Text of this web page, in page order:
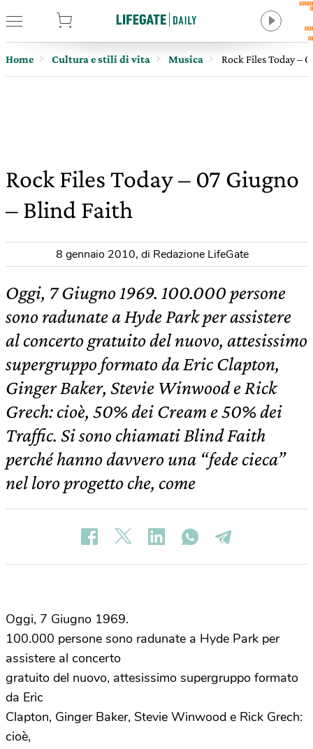
Home Cultura e stili di vita Musica Rock Files Today –
Rock Files Today – 07 Giugno
– Blind Faith
8 gennaio 2010, di Redazione LifeGate
Oggi, 7 Giugno 1969. 100.000 persone
sono radunate a Hyde Park per assistere
al concerto gratuito del nuovo, attesissimo
supergruppo formato da Eric Clapton,
Ginger Baker, Stevie Winwood e Rick
Grech: cioè, 50% dei Cream e 50% dei
Traffic. Si sono chiamati Blind Faith
perché hanno davvero una “fede cieca”
nel loro progetto che, come
Oggi, 7 Giugno 1969.
100.000 persone sono radunate a Hyde Park per
assistere al concerto
gratuito del nuovo, attesissimo supergruppo formato
da Eric
Clapton, Ginger Baker, Stevie Winwood e Rick Grech:
cioè,